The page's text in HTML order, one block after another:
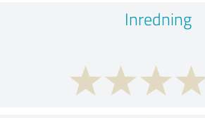
Inredning